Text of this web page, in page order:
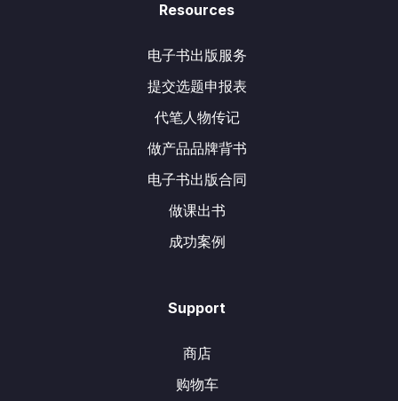
Resources
电子书出版服务
提交选题申报表
代笔人物传记
做产品品牌背书
电子书出版合同
做课出书
成功案例
Support
商店
购物车